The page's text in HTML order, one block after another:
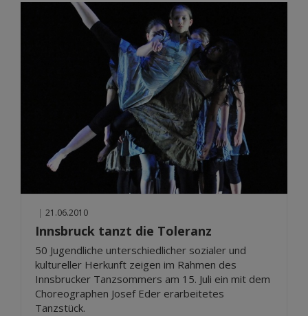
| 21.06.2010
Innsbruck tanzt die Toleranz
50 Jugendliche unterschiedlicher sozialer und
kultureller Herkunft zeigen im Rahmen des
Innsbrucker Tanzsommers am 15. Juli ein mit dem
Choreographen Josef Eder erarbeitetes
Tanzstück.